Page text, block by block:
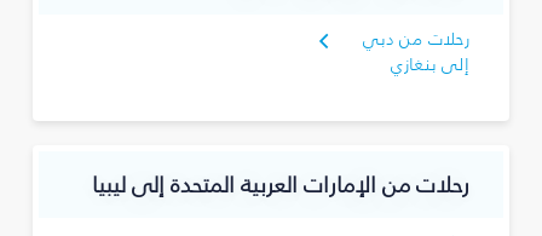
رحلات من دبي
إلى بنغازي
رحلات من الإمارات العربية المتحدة إلى ليبيا